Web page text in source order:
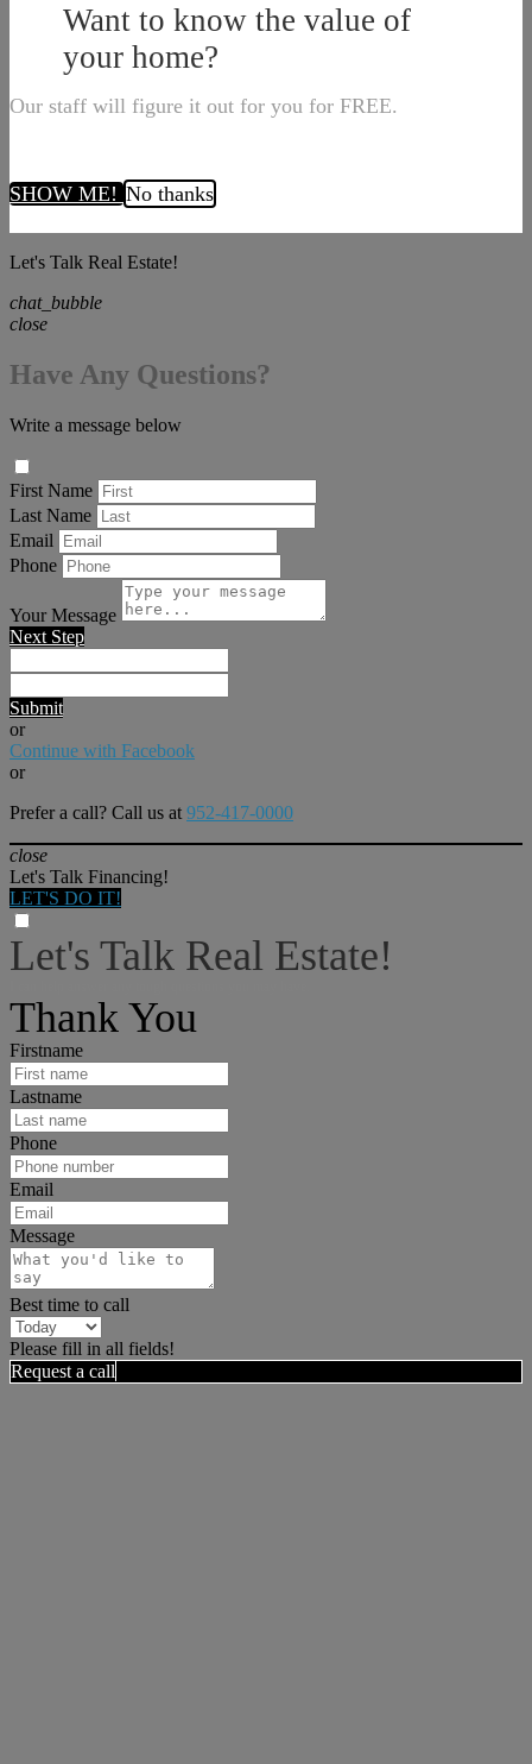
Want to know the value of
your home?
Our staff will figure it out for you for FREE.
SHOW ME!No thanks
Let's Talk Real Estate!
chat_bubble
close
Have Any Questions?
Write a message below
First Name
Last Name
Email
Phone
Your Message
Next Step
Submit
or
Continue with Facebook
or
Prefer a call? Call us at 952-417-0000
close
Let's Talk Financing!
LET'S DO IT!
Let's Talk Real Estate!
Thank You
Firstname
Lastname
Phone
Email
Message
Best time to call
Please fill in all fields!
Request a call